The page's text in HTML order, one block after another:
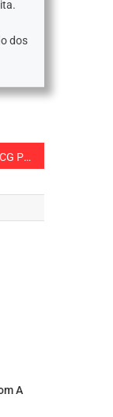
dos
Guia para Iniciantes em Pokémon TCG Pocket: Como Começar Bem
A